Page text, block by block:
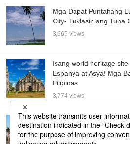
Mga Dapat Puntahang
City- Tuklasin ang Tuna
3,965 views
Isang world heritage
Espanya at Asya! Mga
Pilipinas
3,774 views
6 na tourist spots sa
inirerekomendang “City
3,659 views